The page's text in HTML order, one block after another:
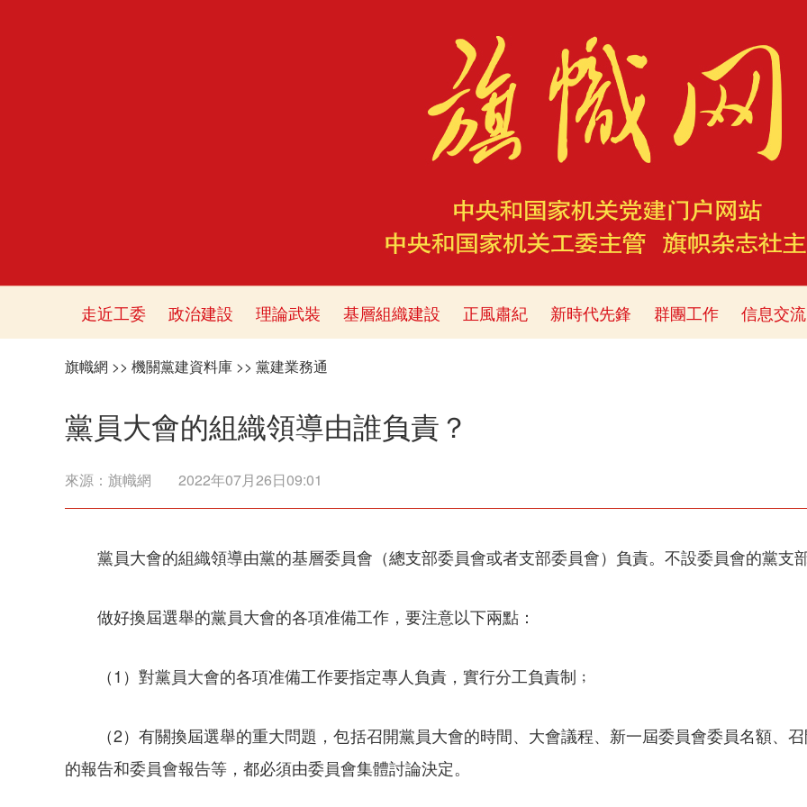
走近工委 政治建設 理論武裝 基層組織建設 正風肅紀 新時代先鋒 群團工作 信息交流
旗幟網 >> 機關黨建資料庫 >> 黨建業務通
黨員大會的組織領導由誰負責？
來源： 旗幟網 2022年07月26日09:01
黨員大會的組織領導由黨的基層委員會（總支部委員會或者支部委員會）負責。不設委員會的黨支
做好換屆選舉的黨員大會的各項准備工作，要注意以下兩點：
（1）對黨員大會的各項准備工作要指定專人負責，實行分工負責制﹔
（2）有關換屆選舉的重大問題，包括召開黨員大會的時間、大會議程、新一屆委員會委員名額、
的報告和委員會報告等，都必須由委員會集體討論決定。